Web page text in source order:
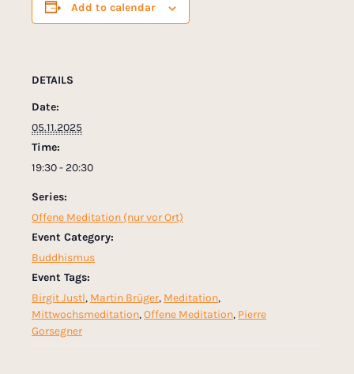
Add to calendar
DETAILS
Date:
05.11.2025
Time:
19:30 - 20:30
Series:
Offene Meditation (nur vor Ort)
Event Category:
Buddhismus
Event Tags:
Birgit Justl, Martin Brüger, Meditation,
Mittwochsmeditation,Offene Meditation, Pierre
Gorsegner